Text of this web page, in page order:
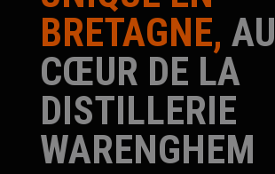
BRETAGNE, AU
CŒUR DE LA
DISTILLERIE
WARENGHEM